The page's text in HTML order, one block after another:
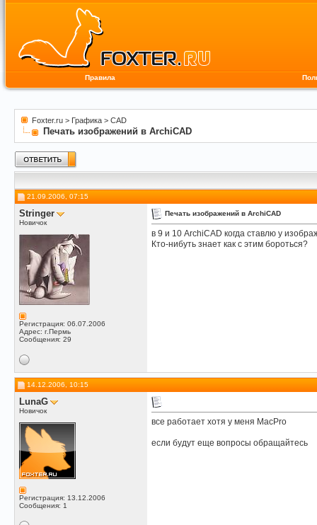
Правила
Foxter.ru > Графика > CAD
Печать изображений в ArchiCAD
21.09.2006, 07:15
Stringer
Новичок
Регистрация: 06.07.2006
Адрес: г.Пермь
Сообщения: 29
Печать изображений в ArchiCAD
в 9 и 10 ArchiCAD когда ставлю у
Кто-нибуть знает как с этим бороться?
14.12.2006, 10:15
LunaG
Новичок
Регистрация: 13.12.2006
Сообщения: 1
все работает хотя у меня MacPro
если будут еще вопросы обращайтесь